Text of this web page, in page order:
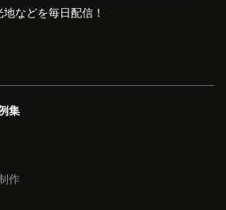
などを毎日配信！
集
作